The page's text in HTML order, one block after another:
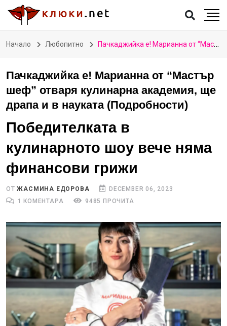
Начало Любопитно Пачкаджийка е! Марианна от “Мастър шеф” отваря кулинарна академия, ще драпа и в науката (Подробности)
Пачкаджийка е! Марианна от “Мастър
шеф” отваря кулинарна академия, ще
драпа и в науката (Подробности)
Победителката в
кулинарното шоу вече няма
финансови грижи
ОТЖАСМИНА ЕДОРОВА
DECEMBER 06, 2023
1 КОМЕНТАРА
9485 ПРОЧИТА